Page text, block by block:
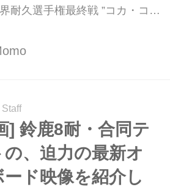
耐久選手権最終戦 ”コカ・コー
において、2017年より販売を
人気商品となっている「バイク
] 鈴鹿8耐・合同テ
の、迫力の最新オ
ード映像を紹介し